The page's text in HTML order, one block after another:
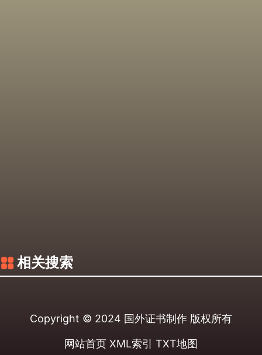
相关搜索
Copyright © 2024 国外证书制作 版权所有
网站首页 XML索引 TXT地图